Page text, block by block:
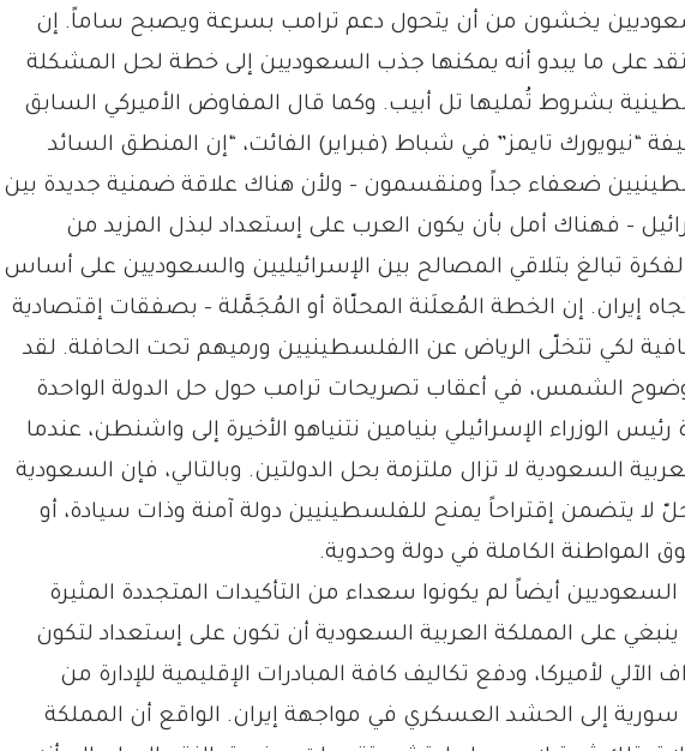
يخشون من أن يتحول دعم ترامب بسرعة ويصبح ساماً. إن
تعتقد على ما يبدو أنه يمكنها جذب السعوديين إلى خطة لحل المشكلة
بشروط تُمليها تل أبيب. وكما قال المفاوض الأميركي السابق
تايمز” في شباط (فبراير) الفائت، “إن المنطق السائد
ضعفاء جداً ومنقسمون – ولأن هناك علاقة ضمنية جديدة بين
– فهناك أمل بأن يكون العرب على إستعداد لبذل المزيد من
تبالغ بتلاقي المصالح بين الإسرائيليين والسعوديين على أساس
تجاه إيران. إن الخطة المُعلَنة المحلّاة أو المُجَمَّلة – بصفقات إقتصادية
لكي تتخلّى الرياض عن االفلسطينيين ورميهم تحت الحافلة. لقد
وضوح الشمس، في أعقاب تصريحات ترامب حول حل الدولة الواحدة
رئيس الوزراء الإسرائيلي بنيامين نتنياهو الأخيرة إلى واشنطن، عندما
السعودية لا تزال ملتزمة بحل الدولتين. وبالتالي، فإن السعودية
لا يتضمن إقتراحاً يمنح للفلسطينيين دولة آمنة وذات سيادة، أو
المواطنة الكاملة في دولة وحدوية.
أيضاً لم يكونوا سعداء من التأكيدات المتجددة المثيرة
ينبغي على المملكة العربية السعودية أن تكون على إستعداد لتكون
الآلي لأميركا، ودفع تكاليف كافة المبادرات الإقليمية للإدارة من
سورية إلى الحشد العسكري في مواجهة إيران. الواقع أن المملكة